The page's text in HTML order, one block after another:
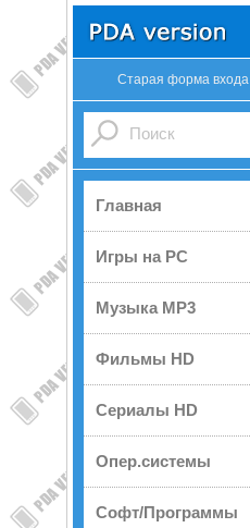
Старая форма входа
Главная
Игры на PC
Музыка MP3
Фильмы HD
Сериалы HD
Опер.системы
Софт/Программы